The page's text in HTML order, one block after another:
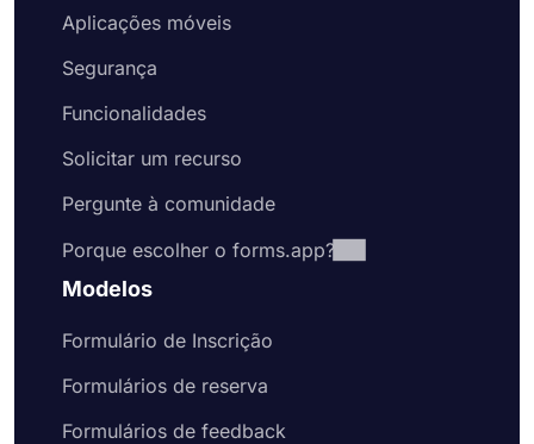
Aplicações móveis
Segurança
Funcionalidades
Solicitar um recurso
Pergunte à comunidade
Porque escolher o forms.app?
Modelos
Formulário de Inscrição
Formulários de reserva
Formulários de feedback